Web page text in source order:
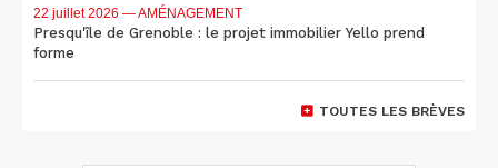
22 juillet 2026 — AMÉNAGEMENT
Presqu'île de Grenoble : le projet immobilier Yello prend
forme
TOUTES LES BRÈVES